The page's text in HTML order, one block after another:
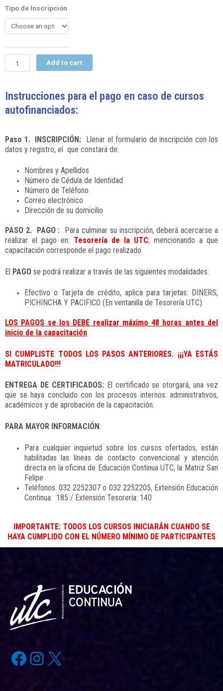
Tipo de Inscripción
II
Encuentro
Latinoamericano
Trabajo
Social
quantity
Add to cart
Instrucciones para el pago en caso de cursos
autofinanciados:
Paso 1. INSCRIPCIÓN: Llenar el formulario de inscripción con los
datos y registro, el que constará de:
Nombres y Apellidos
Número de Cédula de Identidad
Número de Teléfono
Correo electrónico
Dirección de su domicilio
PASO 2. PAGO : Para culminar su inscripción, deberá acercarse a
realizar el pago en: Tesorería de la UTC; mencionando a que
capacitación corresponde el pago realizado
El PAGO se podrá realizar a través de las siguientes modalidades:
Efectivo o Tarjeta de crédito, aplica para tarjetas: DINERS,
PICHINCHA Y PACIFICO (En ventanilla de Tesorería UTC).
LOS PAGOS se los DEBE realizar máximo 48 horas antes del
inicio de la capacitación
SI CUMPLISTE TODOS LOS PASOS ANTERIORES. ¡¡¡YA ESTÁS
MATRICULADO!!!
ENTREGA DE CERTIFICADOS: El certificado se otorgará, una vez
que se haya concluido con los procesos internos: administrativos,
académicos y de aprobación de la capacitación.
PARA MAYOR INFORMACIÓN:
Para cualquier inquietud sobre los cursos ofertados, están
habilitadas las líneas de contacto convencional y atención
directa en la oficina de Educación Continua UTC, la Matriz San
Felipe
Teléfonos: 032 2252307 o 032 2252205, Extensión Educación
Continua: 185 / Extensión Tesorería: 140
IMPORTANTE: TODOS LOS CURSOS INICIARÁN CUANDO SE
HAYA CUMPLIDO CON EL NÚMERO MÍNIMO DE PARTICIPANTES
Facebook
Instagram